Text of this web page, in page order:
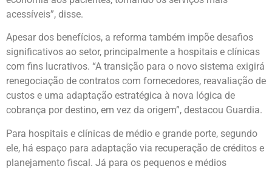
acessíveis”, disse.
Apesar dos benefícios, a reforma também impõe desafios
significativos ao setor, principalmente a hospitais e clínicas
com fins lucrativos. “A transição para o novo sistema exigirá
renegociação de contratos com fornecedores, reavaliação de
custos e uma adaptação estratégica à nova lógica de
cobrança por destino, em vez da origem”, destacou Guardia.
Para hospitais e clínicas de médio e grande porte, segundo
ele, há espaço para adaptação via recuperação de créditos e
planejamento fiscal. Já para os pequenos e médios